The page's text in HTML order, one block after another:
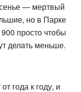
— мертвый
но в Парке
просто чтобы
делать меньше.
года к году, и